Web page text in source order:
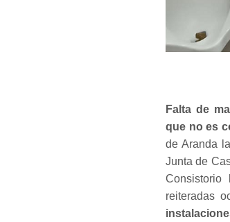
Falta de
que no es
de Aranda
Junta de
reiteradas